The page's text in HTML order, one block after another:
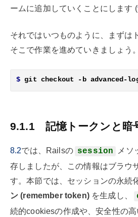
ームに追加していくことにします (
それではいつものように、まずは
そこで作業を進めていきましょう。
$
9.1.1 記憶トークンと暗
8.2では、Railsの session
メソ
存しましたが、この情報はブラウ
す。本節では、セッションの永続
ン (remember token) を生成し、
続的cookiesの作成や、安全性の高